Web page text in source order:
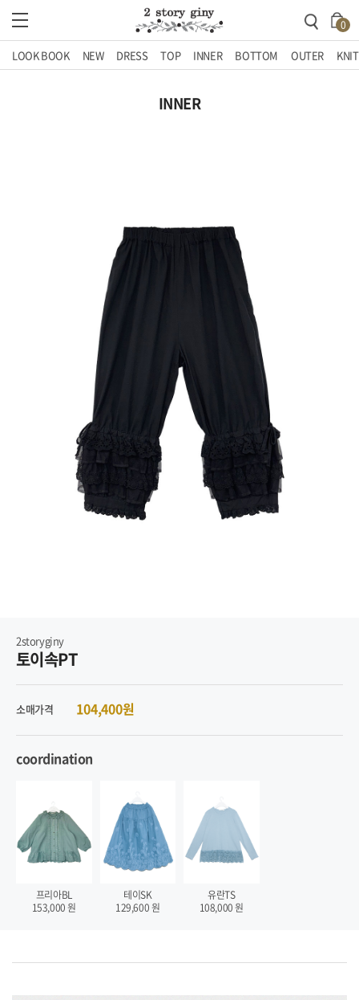
0
LOOK BOOK NEW DRESS TOP INNER BOTTOM OUTER KNIT
INNER
2storyginy
토이속PT
소매가격 104,400원
coordination
프리아BL
153,000원
테이SK
129,600원
유란TS
108,000원